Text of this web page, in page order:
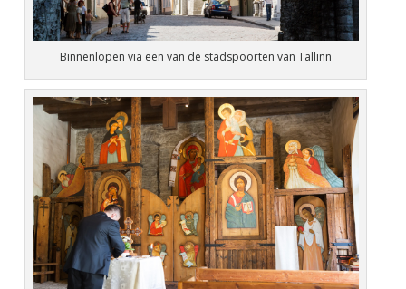
Binnenlopen via een van de stadspoorten van Tallinn